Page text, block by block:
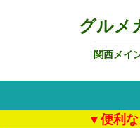
グルメ
関西メイ
▼便利